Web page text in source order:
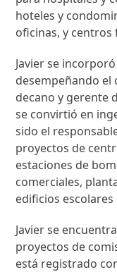
hoteles y
oficinas, y centros
Javier se
desempeñando el
decano y gerente
se convirtió en
sido el
proyectos de
estaciones de
comerciales,
edificios
Javier se
proyectos de
está registrado